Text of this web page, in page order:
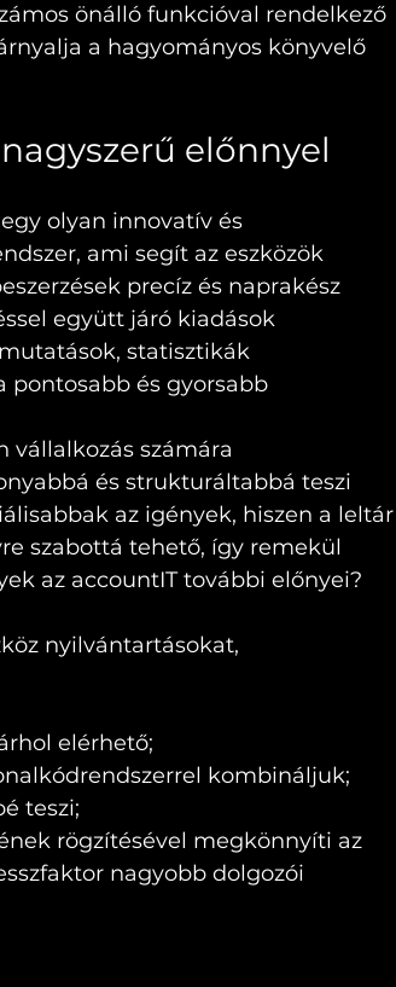
önálló funkcióval rendelkező
a hagyományos könyvelő
előnnyel
olyan innovatív és
ami segít az eszközök
precíz és naprakész
együtt járó kiadások
statisztikák
pontosabb és gyorsabb
vállalkozás számára
és strukturáltabbá teszi
az igények, hiszen a leltár
szabottá tehető, így remekül
az accountIT további előnyei?
nyilvántartásokat,
elérhető;
kombináljuk;
teszi;
rögzítésével megkönnyíti az
nagyobb dolgozói